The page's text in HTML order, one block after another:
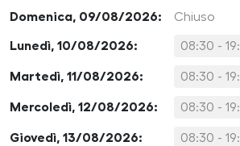
Domenica, 09/08/2026: Chiuso
Lunedì, 10/08/2026: 08:30 -
Martedì, 11/08/2026: 08:30 -
Mercoledì, 12/08/2026: 08:30 -
Giovedì, 13/08/2026: 08:30 -